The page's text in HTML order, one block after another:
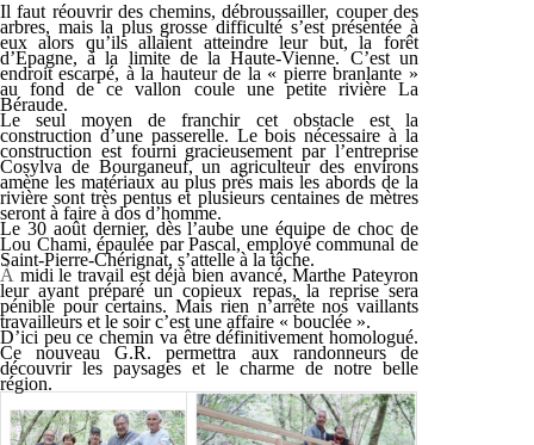
Il faut réouvrir des chemins, débroussailler, couper des
arbres, mais la plus grosse difficulté s’est présentée à
eux alors qu’ils allaient atteindre leur but, la forêt
d’Epagne, à la limite de la Haute-Vienne. C’est un
endroit escarpé, à la hauteur de la « pierre branlante »
au fond de ce vallon coule une petite rivière La
Béraude.
Le seul moyen de franchir cet obstacle est la
construction d’une passerelle. Le bois nécessaire à la
construction est fourni gracieusement par l’entreprise
Cosylva de Bourganeuf, un agriculteur des environs
amène les matériaux au plus près mais les abords de la
rivière sont très pentus et plusieurs centaines de mètres
seront à faire à dos d’homme.
Le 30 août dernier, dès l’aube une équipe de choc de
Lou Chami, épaulée par Pascal, employé communal de
Saint-Pierre-Chérignat, s’attelle à la tâche.
À midi le travail est déjà bien avancé, Marthe Pateyron
leur ayant préparé un copieux repas, la reprise sera
pénible pour certains. Mais rien n’arrête nos vaillants
travailleurs et le soir c’est une affaire « bouclée ».
D’ici peu ce chemin va être définitivement homologué.
Ce nouveau G.R. permettra aux randonneurs de
découvrir les paysages et le charme de notre belle
région.